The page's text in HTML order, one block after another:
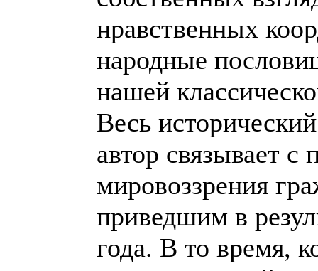
нравственных
народные
нашей
Весь
автор связывает
мировоззрения
приведшим в
года. В то время,